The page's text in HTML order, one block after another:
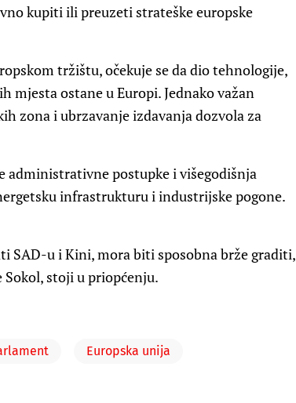
kupiti ili preuzeti strateške europske
tržištu, očekuje se da dio tehnologije,
mjesta ostane u Europi. Jednako važan
zona i ubrzavanje izdavanja dozvola za
administrativne postupke i višegodišnja
infrastrukturu i industrijske pogone.
SAD-u i Kini, mora biti sposobna brže graditi,
stoji u priopćenju.
Europska unija